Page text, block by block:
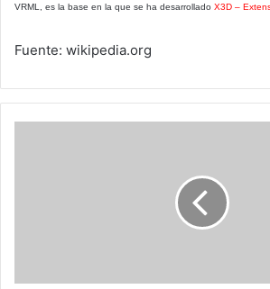
VRML, es la base en la que se ha desarrollado X3D –
Fuente: wikipedia.org
la